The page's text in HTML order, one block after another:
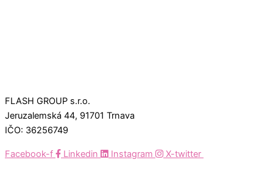
FLASH GROUP s.r.o.
Jeruzalemská 44, 91701 Trnava
IČO: 36256749
Facebook-f Linkedin Instagram X-twitter